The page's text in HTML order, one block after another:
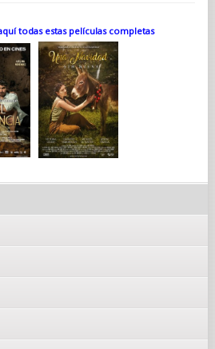
todas estas películas completas